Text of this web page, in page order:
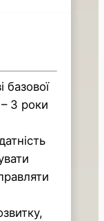
базової
– 3 роки